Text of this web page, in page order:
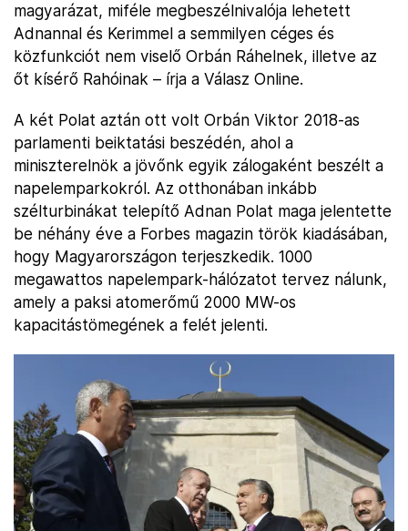
magyarázat, miféle megbeszélnivalója lehetett
Adnannal és Kerimmel a semmilyen céges és
közfunkciót nem viselő Orbán Ráhelnek, illetve az
őt kísérő Rahóinak – írja a Válasz Online.
A két Polat aztán ott volt Orbán Viktor 2018-as
parlamenti beiktatási beszédén, ahol a
miniszterelnök a jövőnk egyik zálogaként beszélt a
napelemparkokról. Az otthonában inkább
szélturbinákat telepítő Adnan Polat maga jelentette
be néhány éve a Forbes magazin török kiadásában,
hogy Magyarországon terjeszkedik. 1000
megawattos napelempark-hálózatot tervez nálunk,
amely a paksi atomerőmű 2000 MW-os
kapacitástömegének a felét jelenti.